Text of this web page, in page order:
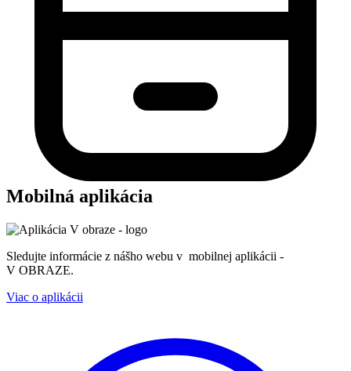
Mobilná aplikácia
Sledujte informácie z nášho webu v mobilnej aplikácii -
V OBRAZE.
Viac o aplikácii